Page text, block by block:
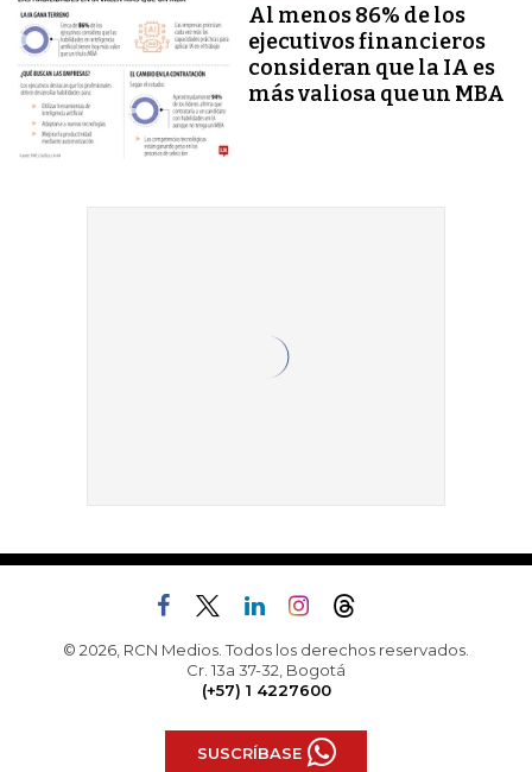
Al menos 86% de los
ejecutivos financieros
consideran que la IA es
más valiosa que un MBA
© 2026, RCN Medios. Todos los derechos reservados.
Cr. 13a 37-32, Bogotá
(+57) 1 4227600
SUSCRÍBASE